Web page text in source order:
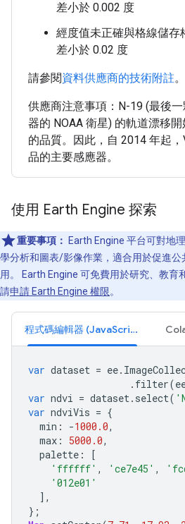
差小於 0.002 度
經度值未正確與格線儲存
差小於 0.02 度
請參閱資料供應商的技術附註。
供應商注意事項：N-19 (最後一
器的 NOAA 衛星) 的軌道漂移
的品質。因此，自 2014 年起
品的主要感應器。
使用 Earth Engine 探索
重要事項：
Earth Engine 平台可對地
學分析和圖表/影像作業，適合用於促進公
用。 Earth Engine 可免費用於研究、教育
請申請 Earth Engine 權限。
程式碼編輯器 (JavaScript)
var dataset = ee.
. filter(
var ndvi = dataset. select(
var ndviVis = {
min : -1000.0,
max : 5000.0,
palette :
[
'ffffff' , 'ce7e45' ,
'012e01'
],
};